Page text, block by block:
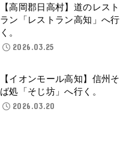
【高岡郡日高村】道のレスト
ラン「レストラン高知」へ行
く。
2026.03.25
【イオンモール高知】信州そ
ば処「そじ坊」へ行く。
2026.03.20